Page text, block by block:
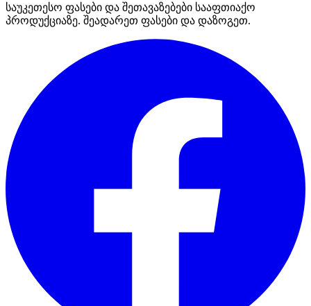
საუკეთესო ფასები და შეთავაზებები სააფთიაქო
პროდუქციაზე. შეადარეთ ფასები და დაზოგეთ.